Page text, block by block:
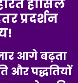
हासिल
प्रदर्शन
आगे बढ़ता
और पद्धतियों